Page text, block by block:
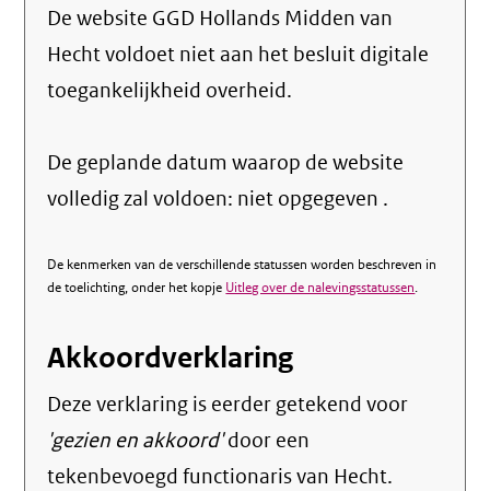
De website GGD Hollands Midden van
Hecht voldoet niet aan het besluit digitale
toegankelijkheid overheid.
De geplande datum waarop de website
volledig zal voldoen: niet opgegeven .
De kenmerken van de verschillende statussen worden beschreven in
de toelichting, onder het kopje Uitleg over de nalevingsstatussen.
Akkoordverklaring
Deze verklaring is eerder getekend voor
'gezien en akkoord'door een
tekenbevoegd functionaris van Hecht.